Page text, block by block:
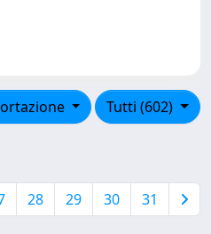
Tutti (602)
28 29 30 31